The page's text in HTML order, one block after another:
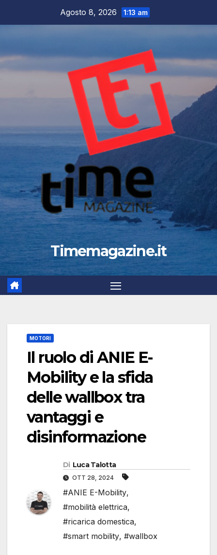
Agosto 8, 2026 1:13 am
Timemagazine.it
MOTORI
Il ruolo di ANIE E-
Mobility e la sfida
delle wallbox tra
vantaggi e
disinformazione
Di Luca Talotta
OTT 28, 2024
#ANIE E-Mobility,
#mobilità elettrica,
#ricarica domestica,
#smart mobility, #wallbox